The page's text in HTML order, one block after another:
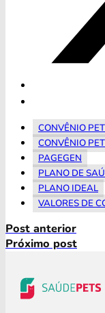
CONVÊNIO
CONVÊNIO
PAGEGEN
PLANO DE
PLANO IDEAL
VALORES DE
Post anterior
Próximo post